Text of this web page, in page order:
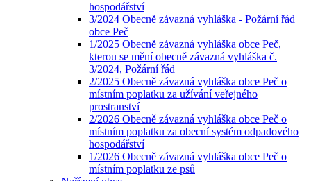
hospodářství
3/2024 Obecně závazná vyhláška - Požární řád
obce Peč
1/2025 Obecně závazná vyhláška obce Peč,
kterou se mění obecně závazná vyhláška č.
3/2024, Požární řád
2/2025 Obecně závazná vyhláška obce Peč o
místním poplatku za užívání veřejného
prostranství
2/2026 Obecně závazná vyhláška obce Peč o
místním poplatku za obecní systém odpadového
hospodářství
1/2026 Obecně závazná vyhláška obce Peč o
místním poplatku ze psů